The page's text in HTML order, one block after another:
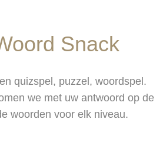
Snack
quizspel, puzzel, woordspel.
we met uw antwoord op de
woorden voor elk niveau.